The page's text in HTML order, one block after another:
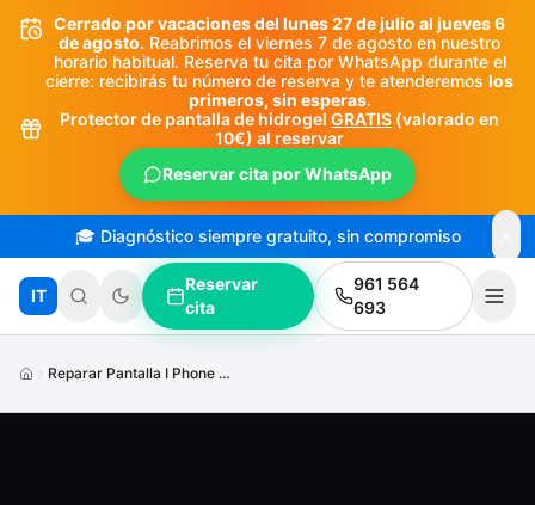
Saltar al contenido principal
Cerrado por vacaciones del lunes 27 de julio al jueves 6
de agosto. Reabrimos el viernes 7 de agosto en nuestro
horario habitual. Reserva tu cita por WhatsApp durante el
cierre: recibirás tu número de reserva y te atenderemos los
primeros, sin esperas.
Protector de pantalla de hidrogel GRATIS (valorado en
10€) al reservar
Reservar cita por WhatsApp
🎓 Diagnóstico siempre gratuito, sin compromiso
IT
Reservar
cita
961 564
693
Reparar Pantalla I Phone X S